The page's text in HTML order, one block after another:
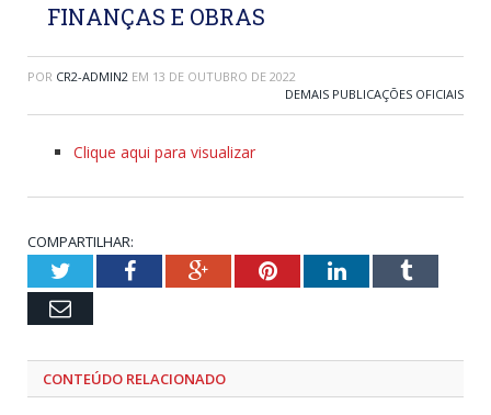
FINANÇAS E OBRAS
POR CR2-ADMIN2 EM 13 DE OUTUBRO DE 2022
DEMAIS PUBLICAÇÕES OFICIAIS
Clique aqui para visualizar
COMPARTILHAR:
TwitterFacebookGoogle+PinterestLinkedInTumblr
Email
CONTEÚDO RELACIONADO